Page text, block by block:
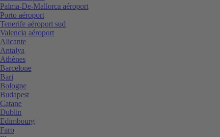
Palma-De-Mallorca aéroport
Porto aéroport
Tenerife aéroport sud
Valencia aéroport
Alicante
Antalya
Athènes
Barcelone
Bari
Bologne
Budapest
Catane
Dublin
Edimbourg
Faro